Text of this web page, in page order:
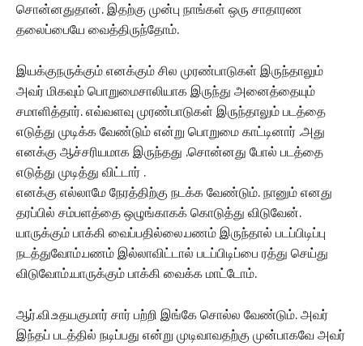
சொன்னதுதான். இதற்கு முன்பு நாங்கள் ஒரு சாதாரண
தலைப்பையே வைத்திருந்தோம்.
இயக்குநருக்கும் எனக்கும் சில முரண்பாடுகள் இருந்தாலும்
அவர் மிகவும் பொறுமைசாலியாக இருந்து அனைத்தையும்
சமாளித்தார். எவ்வளவு முரண்பாடுகள் இருந்தாலும் படத்தை
எடுத்து முடிக்க வேண்டும் என்று பொறுமை காட்டினார் .அது
எனக்கு ஆச்சரியமாக இருந்தது .சொன்னது போல் படத்தை
எடுத்து முடித்து விட்டார் .
எனக்கு எல்லாமே நேரத்திற்கு நடக்க வேண்டும். நானும் எனது
தரப்பில் சம்பளத்தை ஒழுங்காகக் கொடுத்து விடுவேன்.
யாருக்கும் பாக்கி வைப்பதில்லை.பணம் இருந்தால் படப்பிடிப்பு
நடத்துவோம்.பணம் இல்லாவிட்டால் படப்பிடிப்பை ரத்து செய்து
விடுவோம்.யாருக்கும் பாக்கி வைக்க மாட்டோம்.
ஆர்.வி.உதயகுமார் சார் பற்றி இங்கே சொல்ல வேண்டும். அவர்
இந்தப் படத்தில் நடிப்பது என்று முடிவாவதற்கு முன்பாகவே அவர்